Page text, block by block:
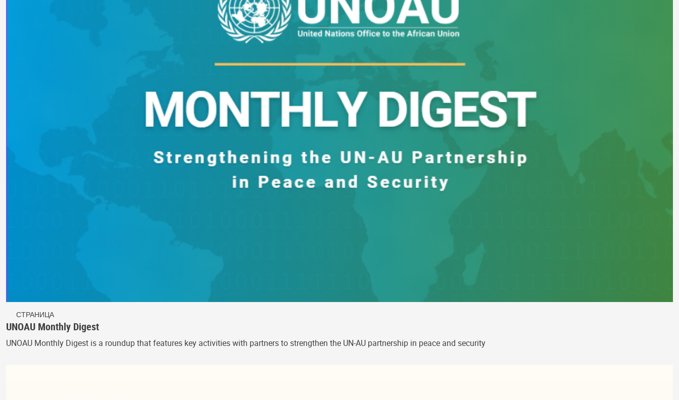
СТРАНИЦА
UNOAU Monthly Digest
UNOAU Monthly Digest is a roundup that features key activities with partners to strengthen the UN-AU partnership in peace and security